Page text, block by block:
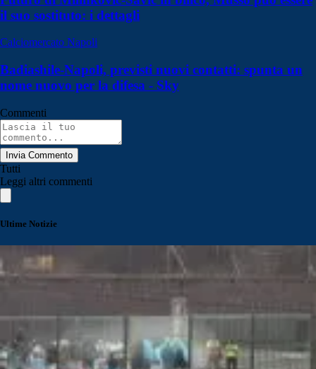
il suo sostituto: i dettagli
Calciomercato Napoli
Badiashile-Napoli, previsti nuovi contatti: spunta un
nome nuovo per la difesa - Sky
Commenti
Invia Commento
Tutti
Leggi altri commenti
Ultime Notizie